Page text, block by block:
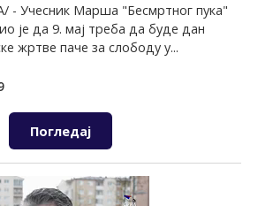
- Учесник Марша "Бесмртног пука"
је да 9. мај треба да буде дан
жртве паче за слободу у...
Погледај